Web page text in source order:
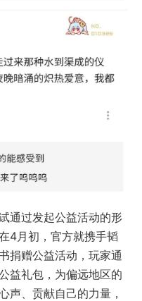
通过发起公益活动的形
4月初，官方就携手韬
捐赠公益活动，玩家通
益礼包，为偏远地区的
声、贡献自己的力量，